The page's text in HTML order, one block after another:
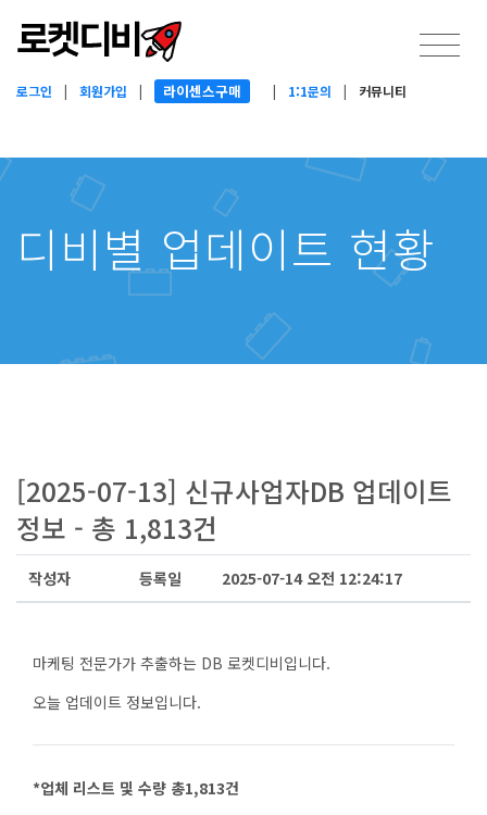
로그인 | 회원가입 | 라이센스구매 | 1:1문의 | 커뮤니티
디비별 업데이트 현황
[2025-07-13] 신규사업자DB 업데이트
정보 - 총 1,813건
작성자 등록일 2025-07-14 오전 12:24:17
마케팅 전문가가 추출하는 DB 로켓디비입니다.
오늘 업데이트 정보입니다.
*업체 리스트 및 수량 총1,813건